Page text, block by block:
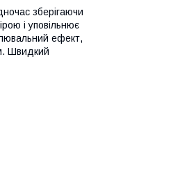
зберігаючи
і уповільнює
ефект,
Швидкий